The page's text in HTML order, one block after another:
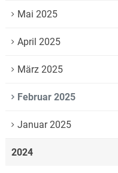
Mai 2025
April 2025
März 2025
Februar 2025
Januar 2025
2024